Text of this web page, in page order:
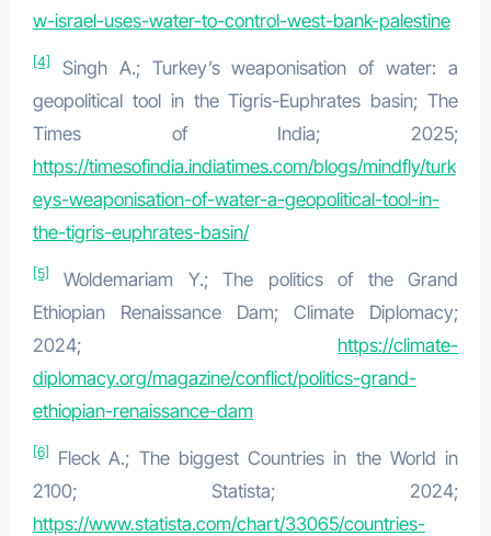
w-israel-uses-water-to-control-west-bank-palestine
[4]
Singh A.; Turkey’s weaponisation of water: a
geopolitical tool in the Tigris-Euphrates basin; The
Times of India; 2025;
https://timesofindia.indiatimes.com/blogs/mindfly/turk
eys-weaponisation-of-water-a-geopolitical-tool-in-
the-tigris-euphrates-basin/
[5]
Woldemariam Y.; The politics of the Grand
Ethiopian Renaissance Dam; Climate Diplomacy;
2024;https://climate-
diplomacy.org/magazine/conflict/politics-grand-
ethiopian-renaissance-dam
[6]
Fleck A.; The biggest Countries in the World in
2100; Statista; 2024;
https://www.statista.com/chart/33065/countries-